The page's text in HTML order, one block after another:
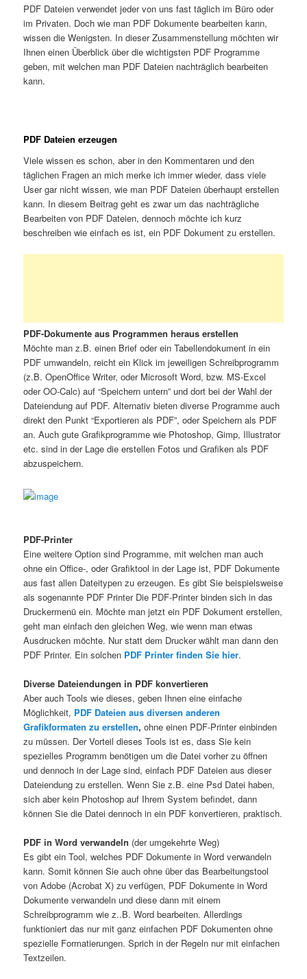
PDF Dateien verwendet jeder von uns fast täglich im Büro oder
im Privaten. Doch wie man PDF Dokumente bearbeiten kann,
wissen die Wenigsten. In dieser Zusammenstellung möchten wir
Ihnen einen Überblick über die wichtigsten PDF Programme
geben, mit welchen man PDF Dateien nachträglich bearbeiten
kann.
PDF Dateien erzeugen
Viele wissen es schon, aber in den Kommentaren und den
täglichen Fragen an mich merke ich immer wieder, dass viele
User gar nicht wissen, wie man PDF Dateien überhaupt erstellen
kann. In diesem Beitrag geht es zwar um das nachträgliche
Bearbeiten von PDF Dateien, dennoch möchte ich kurz
beschreiben wie einfach es ist, ein PDF Dokument zu erstellen.
PDF-Dokumente aus Programmen heraus erstellen
Möchte man z.B. einen Brief oder ein Tabellendokument in ein
PDF umwandeln, reicht ein Klick im jeweiligen Schreibprogramm
(z.B. OpenOffice Writer, oder Microsoft Word, bzw. MS-Excel
oder OO-Calc) auf “Speichern untern” und dort bei der Wahl der
Dateiendung auf PDF. Alternativ bieten diverse Programme auch
direkt den Punkt “Exportieren als PDF”, oder Speichern als PDF
an. Auch gute Grafikprogramme wie Photoshop, Gimp, Illustrator
etc. sind in der Lage die erstellen Fotos und Grafiken als PDF
abzuspeichern.
PDF-Printer
Eine weitere Option sind Programme, mit welchen man auch
ohne ein Office-, oder Grafiktool in der Lage ist, PDF Dokumente
aus fast allen Dateitypen zu erzeugen. Es gibt Sie beispielsweise
als sogenannte PDF Printer Die PDF-Printer binden sich in das
Druckermenü ein. Möchte man jetzt ein PDF Dokument erstellen,
geht man einfach den gleichen Weg, wie wenn man etwas
Ausdrucken möchte. Nur statt dem Drucker wählt man dann den
PDF Printer. Ein solchen PDF Printer finden Sie hier.
Diverse Dateiendungen in PDF konvertieren
Aber auch Tools wie dieses, geben Ihnen eine einfache
Möglichkeit, PDF Dateien aus diversen anderen
Grafikformaten zu erstellen, ohne einen PDF-Printer einbinden
zu müssen. Der Vorteil dieses Tools ist es, dass Sie kein
spezielles Programm benötigen um die Datei vorher zu öffnen
und dennoch in der Lage sind, einfach PDF Dateien aus dieser
Dateiendung zu erstellen. Wenn Sie z.B. eine Psd Datei haben,
sich aber kein Photoshop auf Ihrem System befindet, dann
können Sie die Datei dennoch in ein PDF konvertieren, praktisch.
PDF in Word verwandeln (der umgekehrte Weg)
Es gibt ein Tool, welches PDF Dokumente in Word verwandeln
kann. Somit können Sie auch ohne über das Bearbeitungstool
von Adobe (Acrobat X) zu verfügen, PDF Dokumente in Word
Dokumente verwandeln und diese dann mit einem
Schreibprogramm wie z..B. Word bearbeiten. Allerdings
funktioniert das nur mit ganz einfachen PDF Dokumenten ohne
spezielle Formatierungen. Sprich in der Regeln nur mit einfachen
Textzeilen.